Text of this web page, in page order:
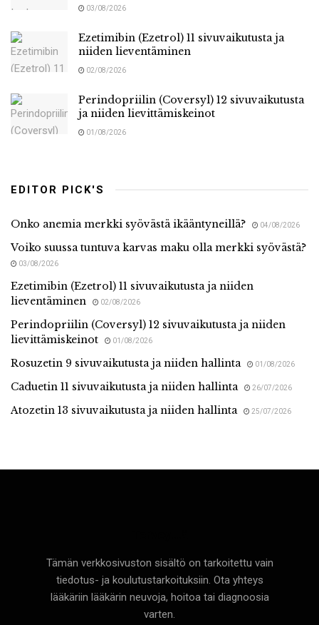
03/08/2026
Ezetimibin (Ezetrol) 11 sivuvaikutusta ja
niiden lieventäminen
02/08/2026
Perindopriilin (Coversyl) 12 sivuvaikutusta
ja niiden lievittämiskeinot
01/08/2026
EDITOR PICK'S
Onko anemia merkki syövästä ikääntyneillä? 04/08/2026
Voiko suussa tuntuva karvas maku olla merkki syövästä?
03/08/2026
Ezetimibin (Ezetrol) 11 sivuvaikutusta ja niiden
lieventäminen
02/08/2026
Perindopriilin (Coversyl) 12 sivuvaikutusta ja niiden
lievittämiskeinot
01/08/2026
Rosuzetin 9 sivuvaikutusta ja niiden hallinta 01/08/2026
Caduetin 11 sivuvaikutusta ja niiden hallinta 26/07/2026
Atozetin 13 sivuvaikutusta ja niiden hallinta 25/07/2026
Tämän verkkosivuston sisältö on tarkoitettu vain
tiedotus- ja koulutustarkoituksiin. Ota yhteys
lääkäriin lääkärin neuvoja, hoitoa tai diagnoosia
varten.